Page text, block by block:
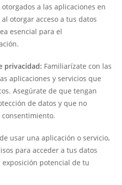
a las aplicaciones en
otorgar acceso a tus datos
esencial para el
privacidad: Familiarízate con las
aplicaciones y servicios que
Asegúrate de que tengan
de datos y que no
usar una aplicación o servicio,
para acceder a tus datos
potencial de tu